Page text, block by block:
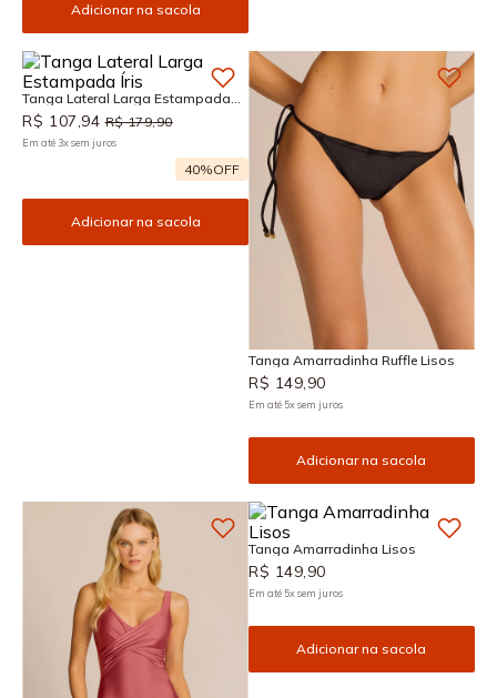
Adicionar na sacola
Tanga Lateral Larga Estampada
Íris
R$ 107,94 R$ 179,90
Em até 3xsem juros
40%OFF
Adicionar na sacola
Tanga Amarradinha Ruffle Lisos
R$ 149,90
Em até 5xsem juros
Adicionar na sacola
Tanga Amarradinha Lisos
R$ 149,90
Em até 5xsem juros
Adicionar na sacola